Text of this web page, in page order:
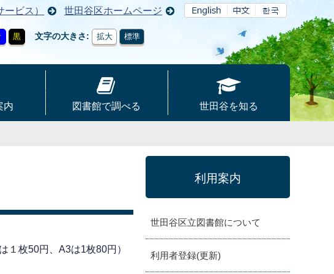
ビス） 世田谷区ホームページ
黒 文字の大きさ 拡大 標準
内 図書館で調べる 世田谷を知る
１枚50円、A3は1枚80円）
利用案内
世田谷区立図書館について
利用者登録(更新)